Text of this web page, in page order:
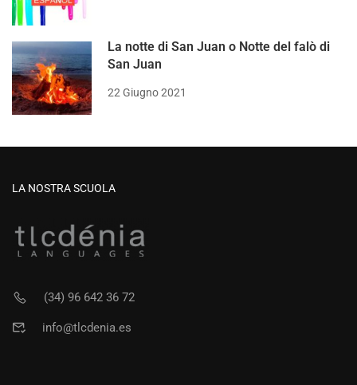
La notte di San Juan o Notte del falò di
San Juan
22 Giugno 2021
LA NOSTRA SCUOLA
(34) 96 642 36 72
info@tlcdenia.es